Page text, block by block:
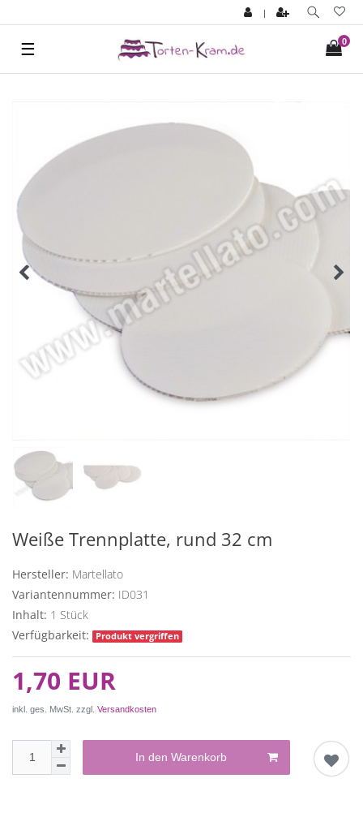
|
0
☰
Weiße Trennplatte, rund 32 cm
Hersteller: Martellato
Variantennummer: ID031
Inhalt: 1 Stück
Verfügbarkeit:
Produkt vergriffen
1,70 EUR
inkl. ges. MwSt. zzgl. Versandkosten
In den Warenkorb